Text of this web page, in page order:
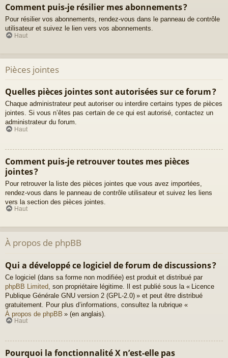
Comment puis-je résilier mes abonnements ?
Pour résilier vos abonnements, rendez-vous dans le panneau de contrôle
utilisateur et suivez le lien vers vos abonnements.
Haut
Pièces jointes
Quelles pièces jointes sont autorisées sur ce forum ?
Chaque administrateur peut autoriser ou interdire certains types de pièces
jointes. Si vous n’êtes pas certain de ce qui est autorisé, contactez un
administrateur du forum.
Haut
Comment puis-je retrouver toutes mes pièces
jointes ?
Pour retrouver la liste des pièces jointes que vous avez importées,
rendez-vous dans le panneau de contrôle utilisateur et suivez les liens
vers la section des pièces jointes.
Haut
À propos de phpBB
Qui a développé ce logiciel de forum de discussions ?
Ce logiciel (dans sa forme non modifiée) est produit et distribué par
phpBB Limited , son propriétaire légitime. Il est publié sous la « Licence
Publique Générale GNU version 2 (GPL-2.0) » et peut être distribué
gratuitement. Pour plus d’informations, consultez la rubrique «
À propos de phpBB » (en anglais).
Haut
Pourquoi la fonctionnalité X n’est-elle pas